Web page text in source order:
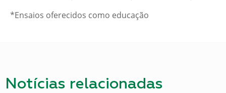
*Ensaios oferecidos como educação
Notícias relacionadas